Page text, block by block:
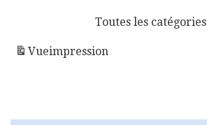
Toutes les catégories
Vueimpression